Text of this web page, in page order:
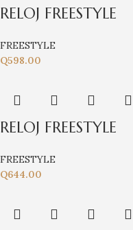
RELOJ FREESTYLE
FREESTYLE
Q598.00
RELOJ FREESTYLE
FREESTYLE
Q644.00